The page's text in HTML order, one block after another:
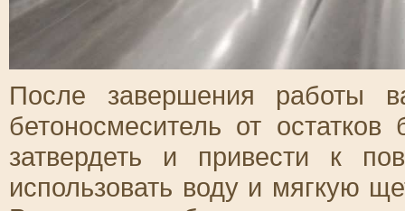
После завершения работы
бетоносмеситель от
затвердеть и привести к
использовать воду и мягкую